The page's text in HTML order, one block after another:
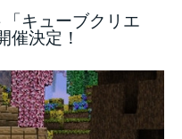
キューブクリエ
催決定！